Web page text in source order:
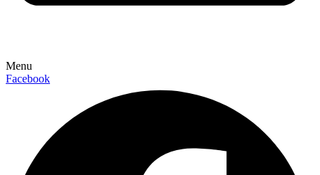
Menu
Facebook